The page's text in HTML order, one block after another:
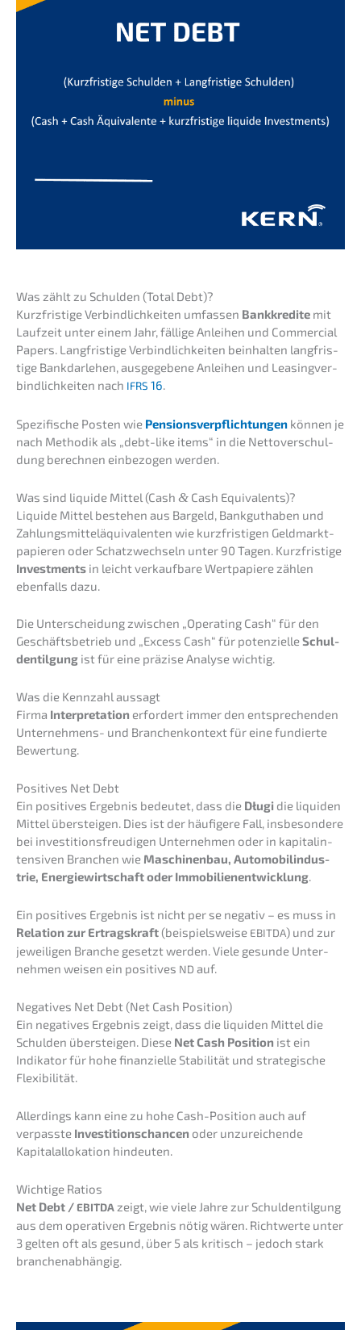
Was zählt zu Schul­den (Total Debt)?
Kurzfris­ti­ge Verbind­lich­kei­ten umfas­sen Bankkre­di­te mit
Laufzeit unter einem Jahr, fälli­ge Anlei­hen und Commer­cial
Papers. Langfris­ti­ge Verbind­lich­kei­ten beinhal­ten langfris­
ti­ge Bankdar­le­hen, ausge­ge­be­ne Anlei­hen und Leasing­ver­
bind­lich­kei­ten nach IFRS 16.
Spezi­fi­sche Posten wie Pensi­ons­ver­pflich­tun­gen können je
nach Metho­dik als „debt-like items“ in die Netto­ver­schul­
dung berech­nen einbe­zo­gen werden.
Was sind liqui­de Mittel (Cash & Cash Equivalents)?
Liqui­de Mittel bestehen aus Bargeld, Bankgut­ha­ben und
Zahlungs­mit­tel­äqui­va­len­ten wie kurzfris­ti­gen Geldmarkt­
pa­pie­ren oder Schatz­wech­seln unter 90 Tagen. Kurzfris­ti­ge
Invest­ments in leicht verkauf­ba­re Wertpa­pie­re zählen
ebenfalls dazu.
Die Unter­schei­dung zwischen „Opera­ting Cash“ für den
Geschäfts­be­trieb und „Excess Cash“ für poten­zi­el­leSchul­
den­til­gung ist für eine präzi­se Analy­se wichtig.
Was die Kennzahl aussagt
Firma Inter­pre­ta­ti­on erfor­dert immer den entspre­chen­den
Unter­neh­mens- und Branchen­kon­text für eine fundier­te
Bewertung.
Positi­ves Net Debt
Ein positi­ves Ergeb­nis bedeu­tet, dass die Długi die liqui­den
Mittel überstei­gen. Dies ist der häufi­ge­re Fall, insbe­son­de­re
bei inves­ti­ti­ons­freu­di­gen Unter­neh­men oder in kapital­in­
ten­si­ven Branchen wie Maschi­nen­bau, Automo­bil­in­dus­
trie, Energie­wirt­schaft oder Immobi­li­en­ent­wick­lung.
Ein positi­ves Ergeb­nis ist nicht per se negativ – es muss in
Relati­on zur Ertrags­kraft (beispiels­wei­se EBITDA) und zur
jewei­li­gen Branche gesetzt werden. Viele gesun­de Unter­
neh­men weisen ein positi­ves ND auf.
Negati­ves Net Debt (Net Cash Position)
Ein negati­ves Ergeb­nis zeigt, dass die liqui­den Mittel die
Schul­den überstei­gen. Diese Net Cash Positi­on ist ein
Indika­tor für hohe finan­zi­el­le Stabi­li­tät und strate­gi­sche
Flexibilität.
Aller­dings kann eine zu hohe Cash-Positi­on auch auf
verpass­te Inves­ti­ti­ons­chan­cen oder unzurei­chen­de
Kapital­al­lo­ka­ti­on hindeuten.
Wichti­ge Ratios
Net Debt / EBITDA zeigt, wie viele Jahre zur Schul­den­til­gung
aus dem opera­ti­ven Ergeb­nis nötig wären. Richt­wer­te unter
3 gelten oft als gesund, über 5 als kritisch – jedoch stark
branchenabhängig.